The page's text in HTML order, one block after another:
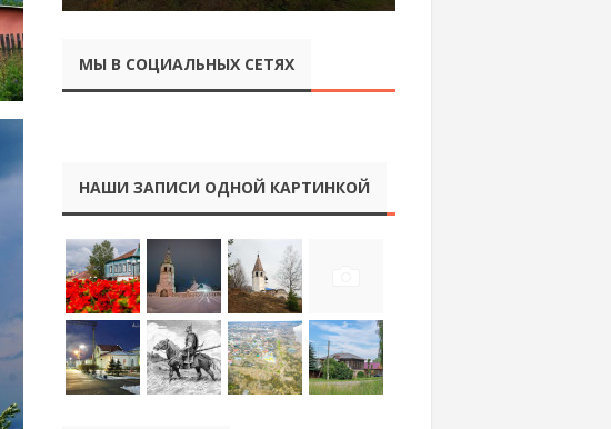
МЫ В СОЦИАЛЬНЫХ СЕТЯХ
НАШИ ЗАПИСИ ОДНОЙ КАРТИНКОЙ